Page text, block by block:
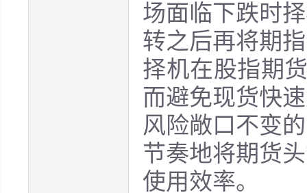
场面临下跌时
转之后再将期
择机在股指期
而避免现货快
风险敞口不变
节奏地将期货
使用效率。